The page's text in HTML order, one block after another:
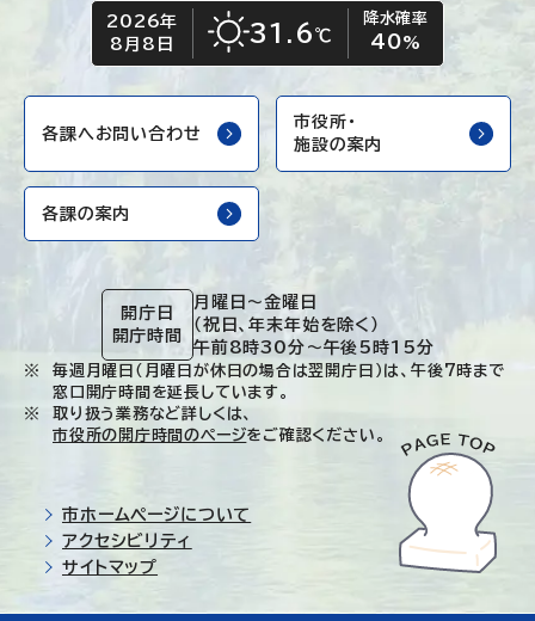
今日の日付
2026年
8月8日
今日の天気
晴れ 31.6℃
降水確率
40%
各課へお問い合わせ
市役所・
施設の案内
各課の案内
開庁日
開庁時間
月曜日～金曜日
（祝日、年末年始を除く）
午前8時30分～午後5時15分
毎週月曜日（月曜日が休日の場合は翌開庁日）は、午後7時まで
窓口開庁時間を延長しています。
取り扱う業務など詳しくは、
市役所の開庁時間のページをご確認ください。
市ホームページについて
アクセシビリティ
サイトマップ